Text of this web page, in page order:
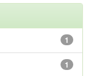
1
1